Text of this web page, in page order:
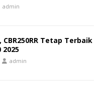
admin
Tetap Terbaik
2025
admin